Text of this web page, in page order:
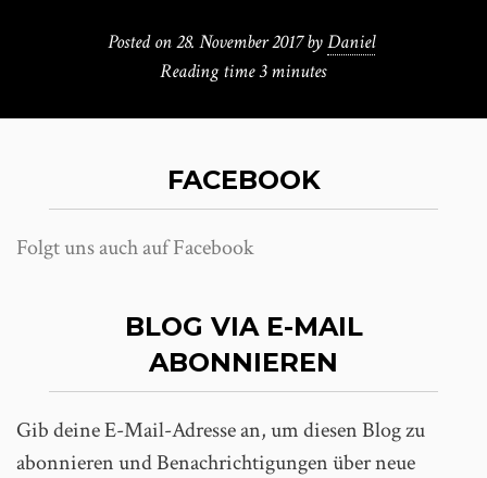
Posted on28. November 2017 byDaniel
Reading time3 minutes
FACEBOOK
Folgt uns auch auf Facebook
BLOG VIA E-MAIL
ABONNIEREN
Gib deine E-Mail-Adresse an, um diesen Blog zu
abonnieren und Benachrichtigungen über neue